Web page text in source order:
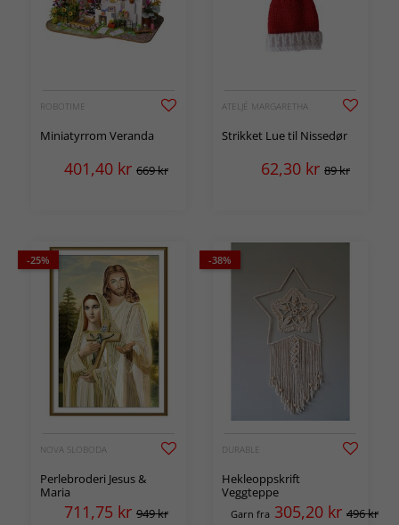
ROBOTIME
Miniatyrrom Veranda
401,40 kr 669 kr
ATELJÉ MARGARETHA
Strikket Lue til Nissedør
62,30 kr 89 kr
-25%
NOVA SLOBODA
Perlebroderi Jesus &
Maria
711,75 kr 949 kr
-38%
DURABLE
Hekleoppskrift
Veggteppe
Garn fra 305,20 kr 496 kr